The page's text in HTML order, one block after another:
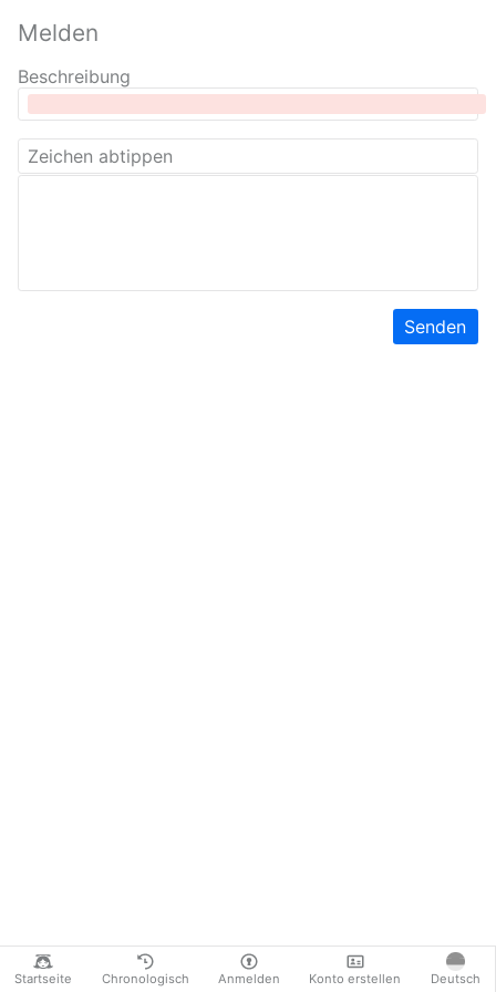
Startseite Chronologisch Anmelden Konto erstellen Deutsch
Melden
Beschreibung
Senden